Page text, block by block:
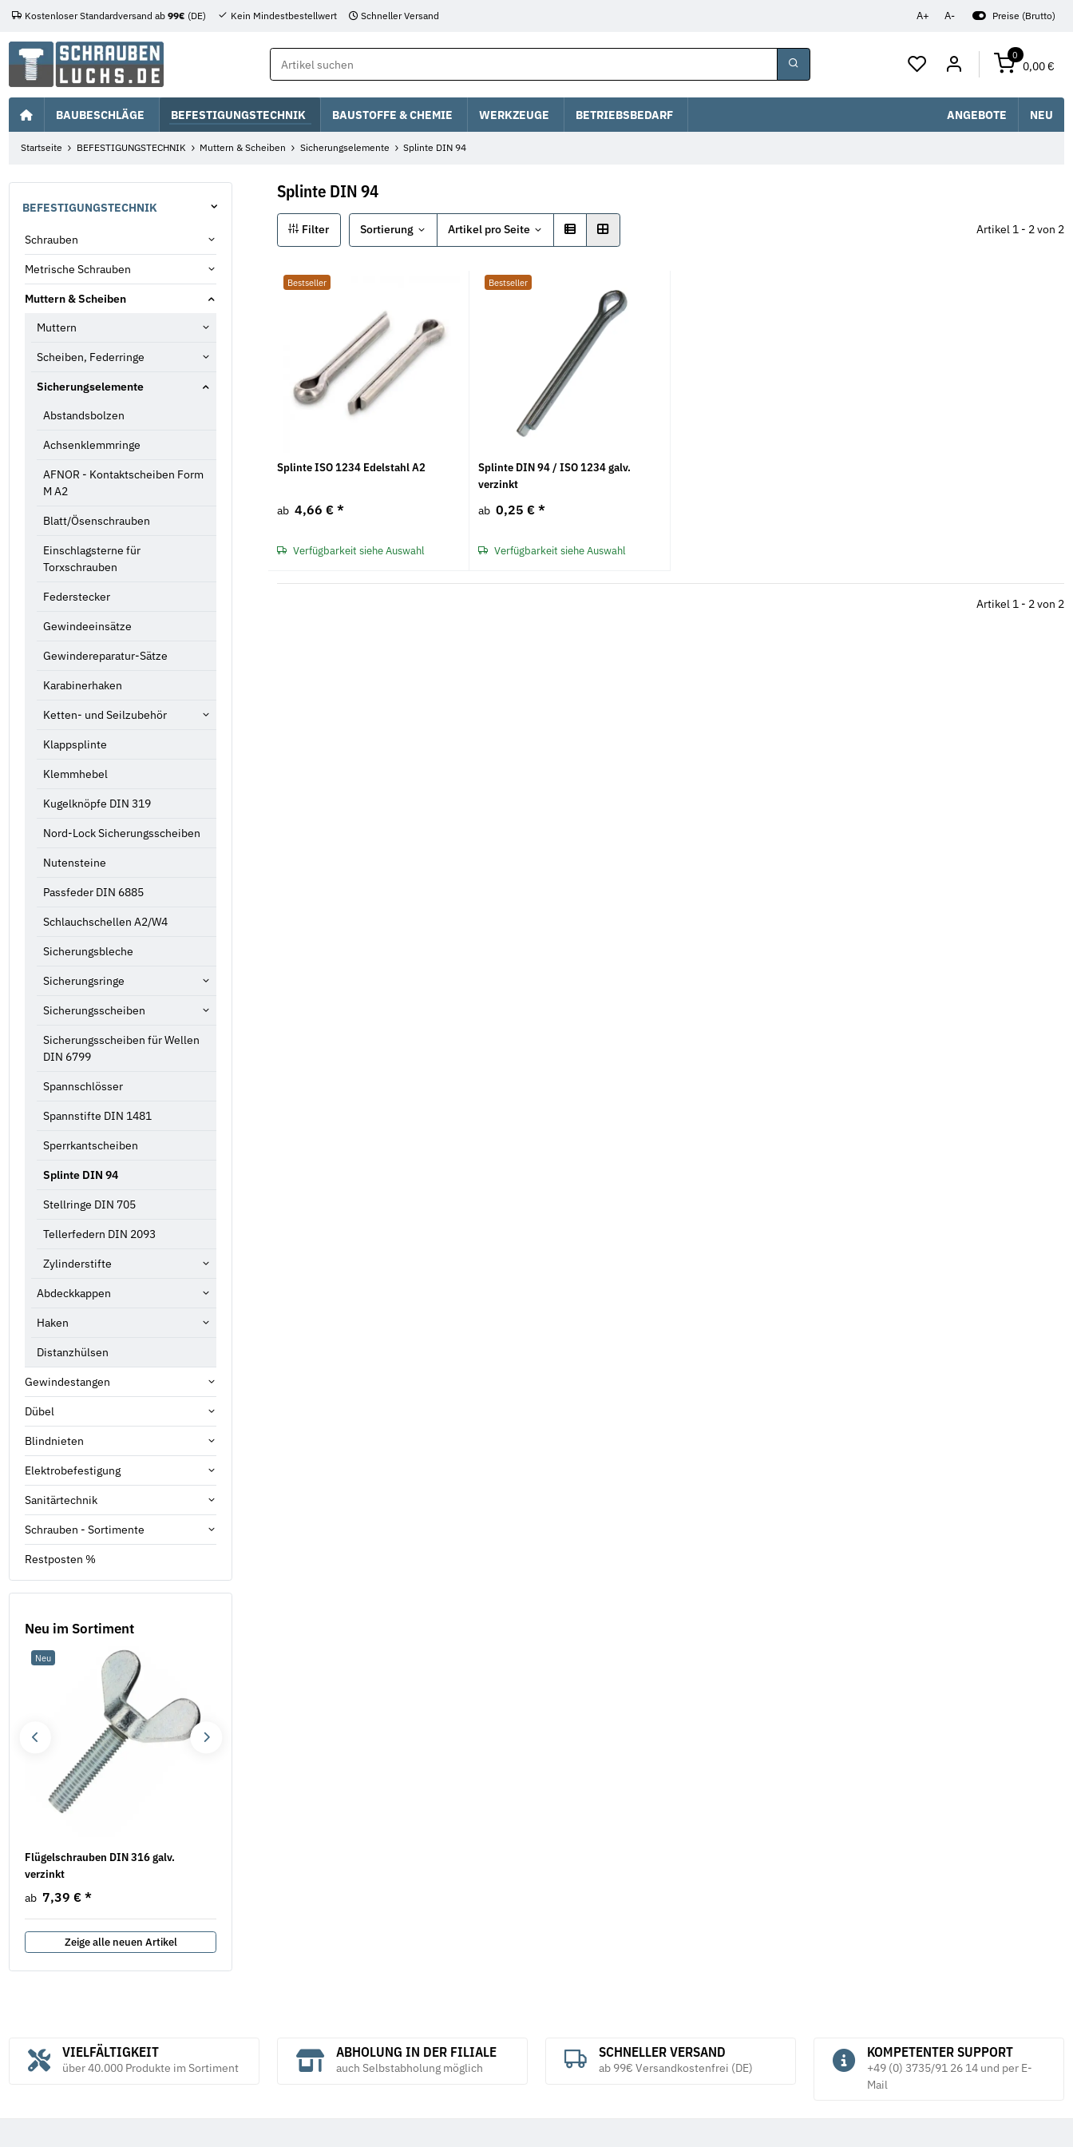
A+ A- Preise (Brutto)
Kostenloser Standardversand ab 99€ (DE) Kein Mindestbestellwert Schneller Versand
0
0,00 €
BAUBESCHLÄGE BEFESTIGUNGSTECHNIK BAUSTOFFE & CHEMIE WERKZEUGE BETRIEBSBEDARF ANGEBOTE NEU
Startseite BEFESTIGUNGSTECHNIK Muttern & Scheiben Sicherungselemente Splinte DIN 94
Splinte DIN 94
Filter Sortierung Artikel pro Seite Artikel 1 - 2 von 2
Bestseller
Splinte ISO 1234 Edelstahl A2
ab 4,66 € *
Verfügbarkeit siehe Auswahl
Bestseller
Splinte DIN 94 / ISO 1234 galv.
verzinkt
ab 0,25 € *
Verfügbarkeit siehe Auswahl
Artikel 1 - 2 von 2
BEFESTIGUNGSTECHNIK
Schrauben
Metrische Schrauben
Muttern & Scheiben
Muttern
Scheiben, Federringe
Sicherungselemente
Abstandsbolzen
Achsenklemmringe
AFNOR - Kontaktscheiben Form
M A2
Blatt/Ösenschrauben
Einschlagsterne für
Torxschrauben
Federstecker
Gewindeeinsätze
Gewindereparatur-Sätze
Karabinerhaken
Ketten- und Seilzubehör
Klappsplinte
Klemmhebel
Kugelknöpfe DIN 319
Nord-Lock Sicherungsscheiben
Nutensteine
Passfeder DIN 6885
Schlauchschellen A2/W4
Sicherungsbleche
Sicherungsringe
Sicherungsscheiben
Sicherungsscheiben für Wellen
DIN 6799
Spannschlösser
Spannstifte DIN 1481
Sperrkantscheiben
Splinte DIN 94
Stellringe DIN 705
Tellerfedern DIN 2093
Zylinderstifte
Abdeckkappen
Haken
Distanzhülsen
Gewindestangen
Dübel
Blindnieten
Elektrobefestigung
Sanitärtechnik
Schrauben - Sortimente
Restposten %
Neu im Sortiment
Neu
Flügelschrauben DIN 316 galv.
verzinkt
ab 7,39 € *
Zeige alle neuen Artikel
VIELFÄLTIGKEIT
über 40.000 Produkte im Sortiment
ABHOLUNG IN DER FILIALE
auch Selbstabholung möglich
SCHNELLER VERSAND
ab 99€ Versandkostenfrei (DE)
KOMPETENTER SUPPORT
+49 (0) 3735/91 26 14 und per E-
Mail